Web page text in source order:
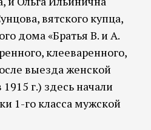
вятского купца,
дома «Братья В. и А.
клееваренного,
выезда женской
г.) здесь начали
1-го класса мужской